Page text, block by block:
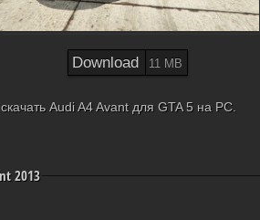
Download 11 MB
Audi A4 Avant для GTA 5 на PC.
2013